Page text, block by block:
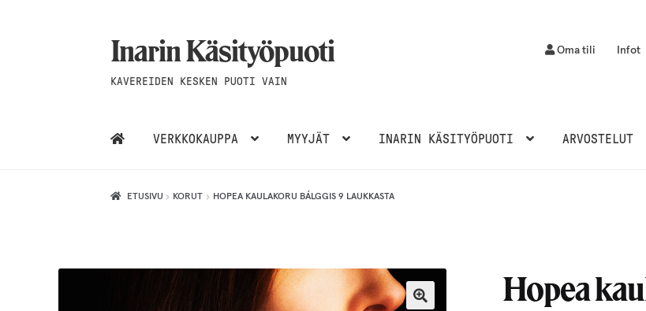
Siirry
navigointiin
Siirry
sisältöön
Inarin Käsityöpuoti
KAVEREIDEN KESKEN PUOTI VAIN
Oma tili Infot
VERKKOKAUPPA MYYJÄT INARIN KÄSITYÖPUOTI ARVOSTELUT
ETUSIVU KORUT HOPEA KAULAKORU BÁLGGIS 9 LAUKKASTA
Hopea